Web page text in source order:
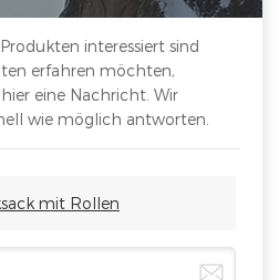
interessiert sind
erfahren möchten,
eine Nachricht. Wir
wie möglich antworten.
mit Rollen